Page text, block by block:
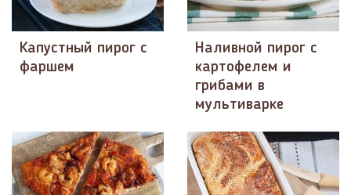
Капустный пирог с
фаршем
Наливной пирог с
картофелем и
грибами в
мультиварке